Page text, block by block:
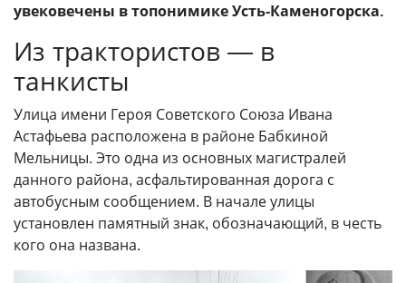
увековечены в топонимике Усть-Каменогорска.
Из трактористов — в
танкисты
Улица имени Героя Советского Союза Ивана
Астафьева расположена в районе Бабкиной
Мельницы. Это одна из основных магистралей
данного района, асфальтированная дорога с
автобусным сообщением. В начале улицы
установлен памятный знак, обозначающий, в честь
кого она названа.